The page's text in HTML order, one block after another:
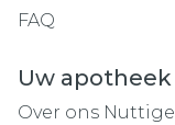
FAQ
Uw apotheek
Over ons